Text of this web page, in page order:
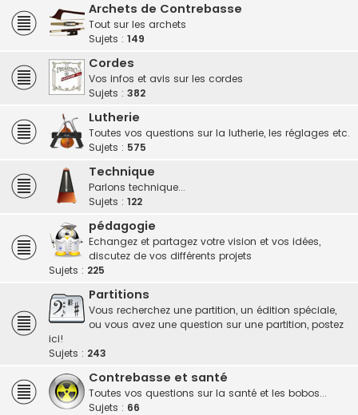
Archets de Contrebasse
Tout sur les archets
Sujets : 149
Cordes
Vos infos et avis sur les cordes
Sujets : 382
Lutherie
Toutes vos questions sur la lutherie, les réglages etc.
Sujets : 575
Technique
Parlons technique...
Sujets : 122
pédagogie
Echangez et partagez votre vision et vos idées,
discutez de vos différents projets
Sujets : 225
Partitions
Vous recherchez une partition, un édition spéciale,
ou vous avez une question sur une partition, postez
ici!
Sujets : 243
Contrebasse et santé
Toutes vos questions sur la santé et les bobos...
Sujets : 66